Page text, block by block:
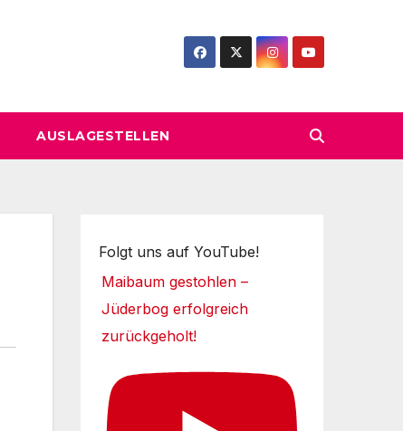
AUSLAGESTELLEN
Folgt uns auf YouTube!
Maibaum gestohlen –
Jüderbog erfolgreich
zurückgeholt!